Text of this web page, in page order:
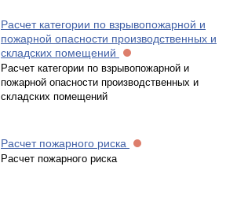
Расчет категории по взрывопожарной и
пожарной опасности производственных и
складских помещений
Расчет категории по взрывопожарной и
пожарной опасности производственных и
складских помещений
Расчет пожарного риска
Расчет пожарного риска